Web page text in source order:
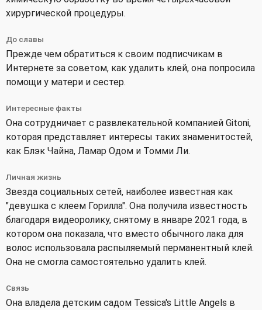
хирургической процедуры.
До славы
Прежде чем обратиться к своим подписчикам в
Интернете за советом, как удалить клей, она попросила
помощи у матери и сестер.
Интересные факты
Она сотрудничает с развлекательной компанией Gitoni,
которая представляет интересы таких знаменитостей,
как Блэк Чайна, Ламар Одом и Томми Ли.
Личная жизнь
Звезда социальных сетей, наиболее известная как
"девушка с клеем Горилла". Она получила известность
благодаря видеоролику, снятому в январе 2021 года, в
котором она показала, что вместо обычного лака для
волос использовала распыляемый перманентный клей.
Она не смогла самостоятельно удалить клей.
Связь
Она владела детским садом Tessica's Little Angels в